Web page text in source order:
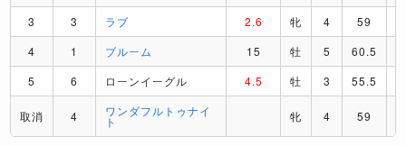
3
3 ラブ 2.6 牝 4 59
4
1 ブルーム 15 牡 5 60.5
5
6 ローンイーグル 4.5 牡 3 55.5
取消 4 ワンダフルトゥナイ
ト 牝 4 59